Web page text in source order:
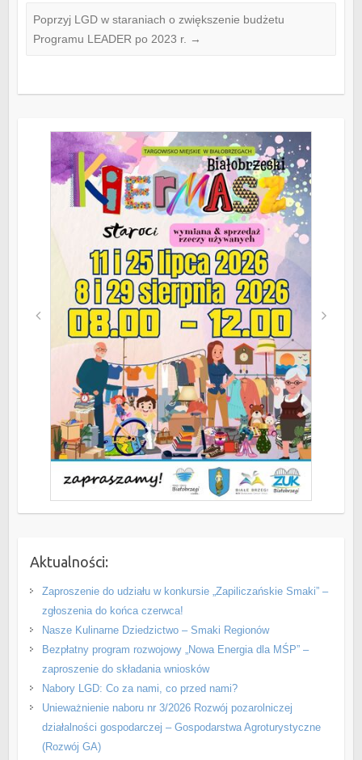
Poprzyj LGD w staraniach o zwiększenie budżetu
Programu LEADER po 2023 r. →
Aktualności:
Zaproszenie do udziału w konkursie „Zapiliczańskie Smaki” –
zgłoszenia do końca czerwca!
Nasze Kulinarne Dziedzictwo – Smaki Regionów
Bezpłatny program rozwojowy „Nowa Energia dla MŚP” –
zaproszenie do składania wniosków
Nabory LGD: Co za nami, co przed nami?
Unieważnienie naboru nr 3/2026 Rozwój pozarolniczej
działalności gospodarczej – Gospodarstwa Agroturystyczne
(Rozwój GA)